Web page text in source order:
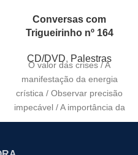
Conversas com
Trigueirinho nº 164
CD/DVD, Palestras
O valor das crises / A
manifestação da energia
crística / Observar precisão
impecável / A importância da
atenção e